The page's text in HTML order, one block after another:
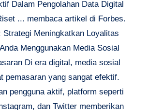
Dalam Pengolahan Data Digital
... membaca artikel di Forbes.
Strategi Meningkatkan Loyalitas
Menggunakan Media Sosial
Di era digital, media sosial
pemasaran yang sangat efektif.
pengguna aktif, platform seperti
dan Twitter memberikan